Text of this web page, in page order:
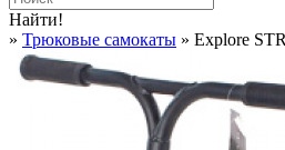
Найти!
» Трюковые самокаты » Explore